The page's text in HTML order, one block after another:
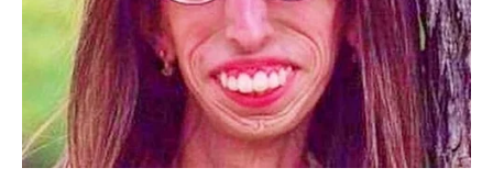
Škorpija – KARTA: SUDIJA +
NOVAC
Škorpije dobijaju pravdu. Ako si bio oštećen, dolazi
balans. Finansijski preokret je moguć.